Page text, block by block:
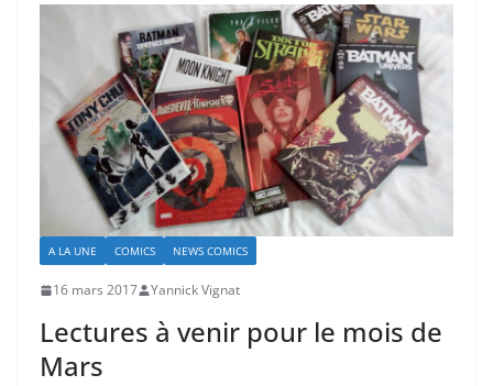
A LA UNE COMICS NEWS COMICS
16 mars 2017 Yannick Vignat
Lectures à venir pour le mois de
Mars